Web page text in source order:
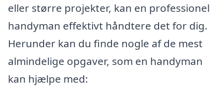
eller større projekter, kan en professionel
handyman effektivt håndtere det for dig.
Herunder kan du finde nogle af de mest
almindelige opgaver, som en handyman
kan hjælpe med: